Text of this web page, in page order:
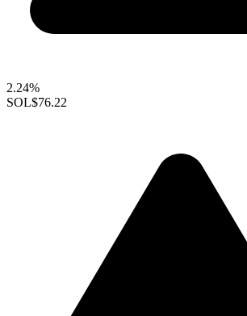
2.24%
SOL$76.22